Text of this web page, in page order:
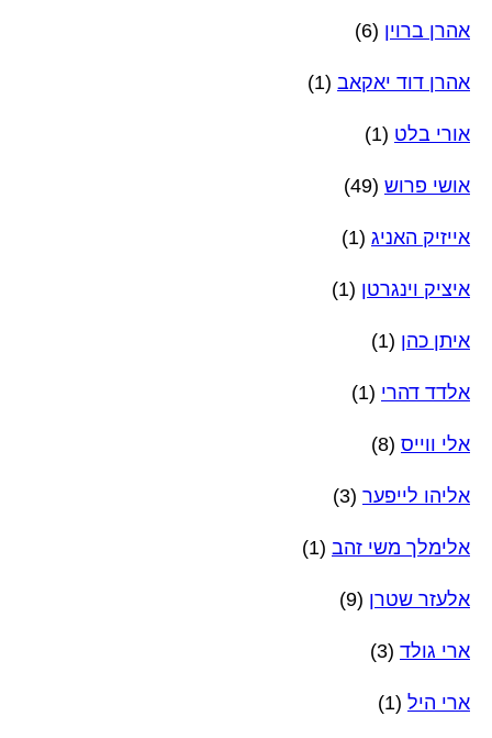
אהרן ברוין (6)
אהרן דוד יאקאב (1)
אורי בלט (1)
אושי פרוש (49)
אייזיק האניג (1)
איציק וינגרטן (1)
איתן כהן (1)
אלדד דהרי (1)
אלי ווייס (8)
אליהו לייפער (3)
אלימלך משי זהב (1)
אלעזר שטרן (9)
ארי גולד (3)
ארי היל (1)